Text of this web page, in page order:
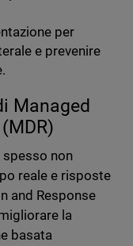
per
e prevenire
Managed
spesso non
reale e risposte
and Response
la
basata